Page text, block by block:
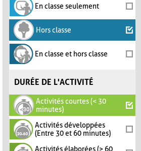
En classe seulement
Hors classe
En classe et hors classe
DURÉE DE L'ACTIVITÉ
Activités courtes (< 30
minutes)
Activités développées
(Entre 30 et 60 minutes)
Activités élaborées (> 60